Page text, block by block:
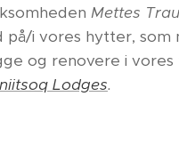
Mettes
på/i vores hytter,
og renovere i
Lodges.